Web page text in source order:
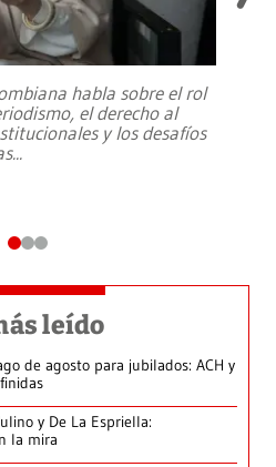
habla sobre el rol
el derecho al
y los desafíos
...
leído
de agosto para jubilados: ACH y
y De La Espriella:
la mira